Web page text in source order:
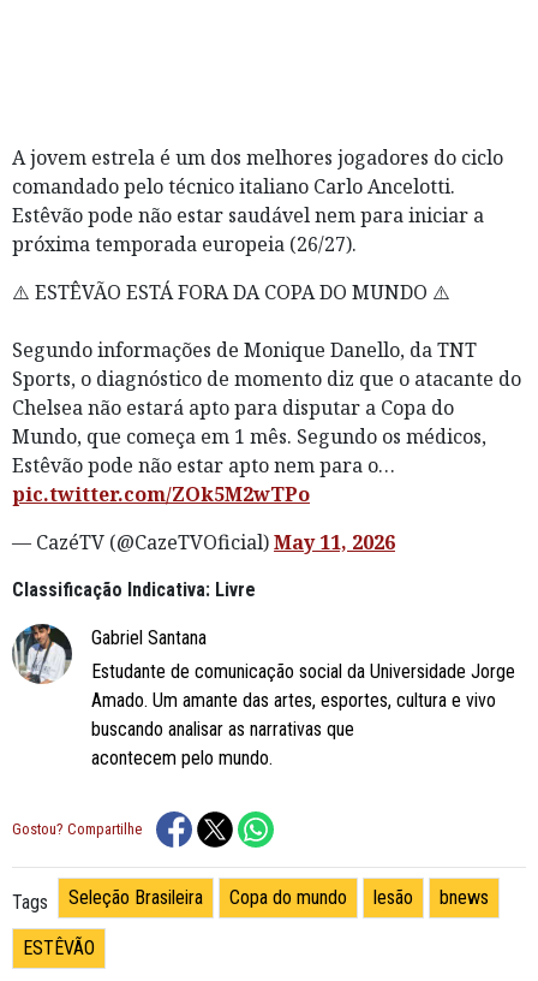
A jovem estrela é um dos melhores jogadores do ciclo
comandado pelo técnico italiano Carlo Ancelotti.
Estêvão pode não estar saudável nem para iniciar a
próxima temporada europeia (26/27).
⚠️ ESTÊVÃO ESTÁ FORA DA COPA DO MUNDO ⚠️
Segundo informações de Monique Danello, da TNT
Sports, o diagnóstico de momento diz que o atacante do
Chelsea não estará apto para disputar a Copa do
Mundo, que começa em 1 mês. Segundo os médicos,
Estêvão pode não estar apto nem para o…
pic.twitter.com/ZOk5M2wTPo
— CazéTV (@CazeTVOficial)May 11, 2026
Classificação Indicativa: Livre
Gabriel Santana
Estudante de comunicação social da Universidade Jorge
Amado. Um amante das artes, esportes, cultura e vivo
buscando analisar as narrativas que
acontecem pelo mundo.
Gostou? Compartilhe
Tags Seleção Brasileira Copa do mundo lesão bnews
ESTÊVÃO